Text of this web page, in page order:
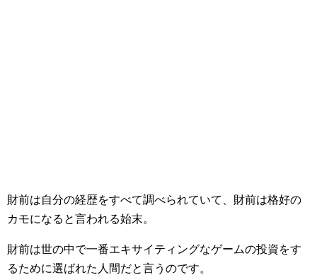
財前は自分の経歴をすべて調べられていて、財前は格好の
カモになると言われる始末。
財前は世の中で一番エキサイティングなゲームの投資をす
るために選ばれた人間だと言うのです。